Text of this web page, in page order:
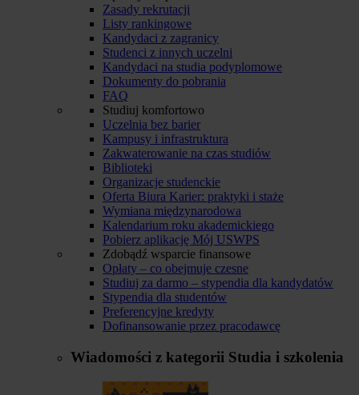
Zasady rekrutacji
Listy rankingowe
Kandydaci z zagranicy
Studenci z innych uczelni
Kandydaci na studia podyplomowe
Dokumenty do pobrania
FAQ
Studiuj komfortowo
Uczelnia bez barier
Kampusy i infrastruktura
Zakwaterowanie na czas studiów
Biblioteki
Organizacje studenckie
Oferta Biura Karier: praktyki i staże
Wymiana międzynarodowa
Kalendarium roku akademickiego
Pobierz aplikację Mój USWPS
Zdobądź wsparcie finansowe
Opłaty – co obejmuje czesne
Studiuj za darmo – stypendia dla kandydatów
Stypendia dla studentów
Preferencyjne kredyty
Dofinansowanie przez pracodawcę
Wiadomości z kategorii Studia i szkolenia